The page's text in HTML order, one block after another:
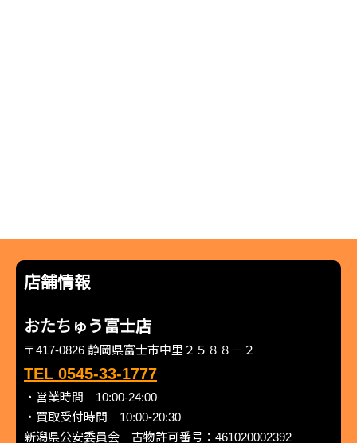
店舗情報
おたちゅう富士店
〒417-0826 静岡県富士市中里２５８８－２
TEL 0545-33-1777
・営業時間 10:00-24:00
・買取受付時間 10:00-20:30
新潟県公安委員会 古物許可番号：461020002392